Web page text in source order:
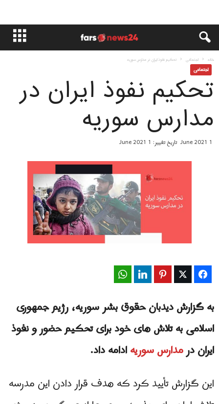
خانه اجتماعی تحکیم نفوذ ایران در مدارس سوریه
اجتماعی
تحکیم نفوذ ایران در
مدارس سوریه
1 June 2021 تاریخ تغییر: 1 June 2021
Facebook
Twitter
Pinterest
LinkedIn
به گزارش دیدبان حقوق بشر سوریه، رژیم جمهوری
اسلامی به تلاش های خود برای تحکیم حضور و نفوذ
ایران درمدارس سوریهادامه داد.
این گزارش تأیید کرد که هدف قرار دادن این مدرسه